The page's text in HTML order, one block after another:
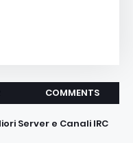
COMMENTS
Server e Canali IRC